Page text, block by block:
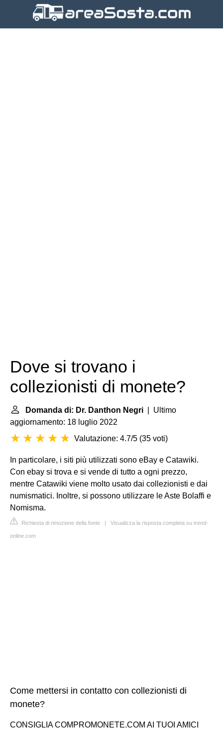
Dove si trovano i
collezionisti di monete?
Domanda di: Dr. Danthon Negri | Ultimo
aggiornamento: 18 luglio 2022
Valutazione: 4.7/5 (35 voti)
In particolare, i siti più utilizzati sono eBay e Catawiki.
Con ebay si trova e si vende di tutto a ogni prezzo,
mentre Catawiki viene molto usato dai collezionisti e dai
numismatici. Inoltre, si possono utilizzare le Aste Bolaffi e
Nomisma.
Richiesta di rimozione della fonte | Visualizza la risposta completa su trend-
online.com
Come mettersi in contatto con collezionisti di
monete?
CONSIGLIA COMPROMONETE.COM AI TUOI AMICI